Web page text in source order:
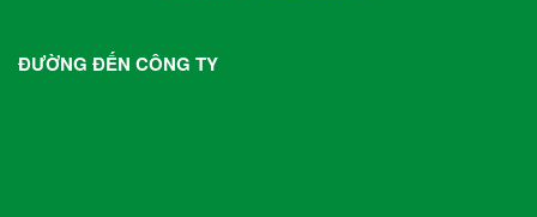
ĐƯỜNG ĐẾN CÔNG TY